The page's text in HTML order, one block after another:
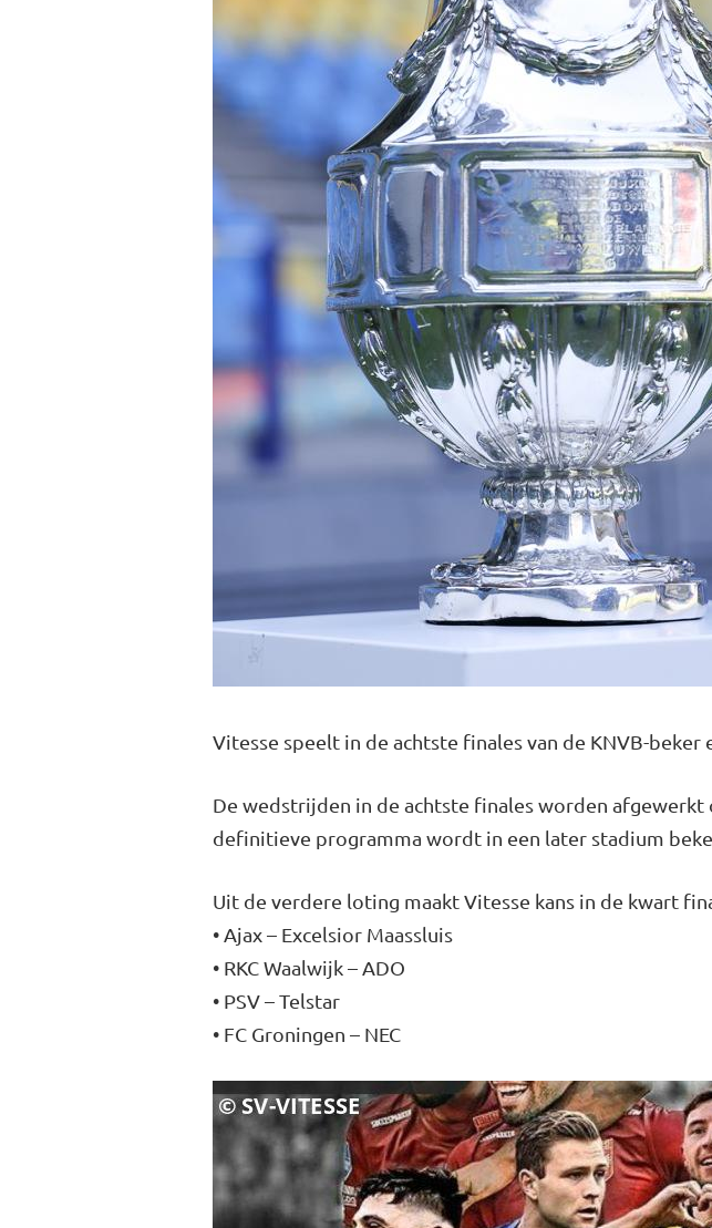
Vitesse speelt in de achtste finales van de KNVB-beker
De wedstrijden in de achtste finales worden afgewerkt
definitieve programma wordt in een later stadium
Uit de verdere loting maakt Vitesse kans in de kwart
• Ajax – Excelsior Maassluis
• RKC Waalwijk – ADO
• PSV – Telstar
• FC Groningen – NEC